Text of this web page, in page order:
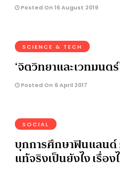
Posted On 16 August 2019
SCIENCE & TECH
‘จิตวิทยาและเวทมน
Posted On 6 April 2017
SOCIAL
บุกการศึกษาฟินแลนด์
แท้จริงเป็นยังไง เรื่อ